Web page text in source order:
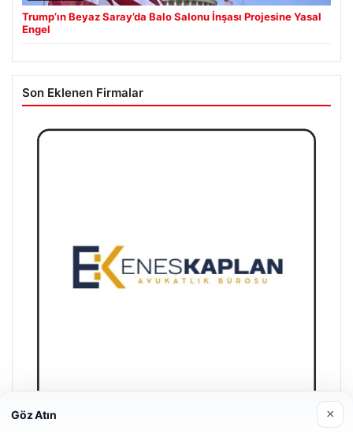
Trump’ın Beyaz Saray’da Balo Salonu İnşası Projesine Yasal
Engel
Son Eklenen Firmalar
Göz Atın ×